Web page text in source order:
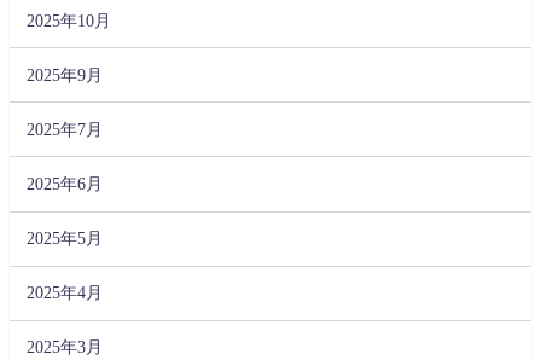
2025年10月
2025年9月
2025年7月
2025年6月
2025年5月
2025年4月
2025年3月